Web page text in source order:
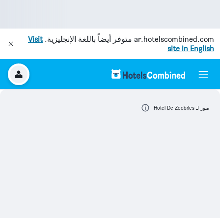
ar.hotelscombined.com متوفر أيضاً باللغة الإنجليزية.Visit
site in English
صور لـ Hotel De Zeebries